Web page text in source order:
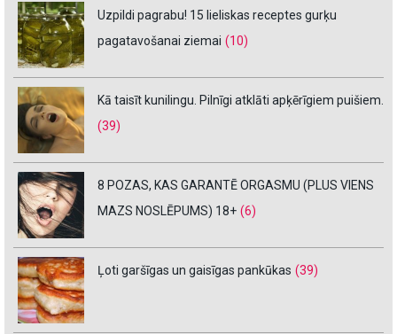
Uzpildi pagrabu! 15 lieliskas receptes gurķu
pagatavošanai ziemai (10)
Kā taisīt kunilingu. Pilnīgi atklāti apķērīgiem puišiem.
(39)
8 POZAS, KAS GARANTĒ ORGASMU (PLUS VIENS
MAZS NOSLĒPUMS) 18+ (6)
Ļoti garšīgas un gaisīgas pankūkas (39)